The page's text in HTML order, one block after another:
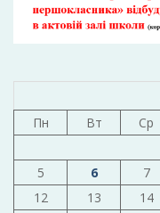
Пн
Вт Ср
5
6 7
12
13 14